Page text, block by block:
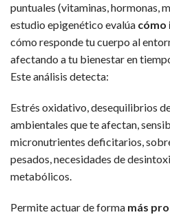
puntuales (vitaminas, hormonas,
estudio epigenético evalúa cómo
cómo responde tu cuerpo al
afectando a tu bienestar en
Este análisis detecta:
Estrés oxidativo, desequilibrios
ambientales que te afectan,
micronutrientes deficitarios,
pesados, necesidades de
metabólicos.
Permite actuar de forma más